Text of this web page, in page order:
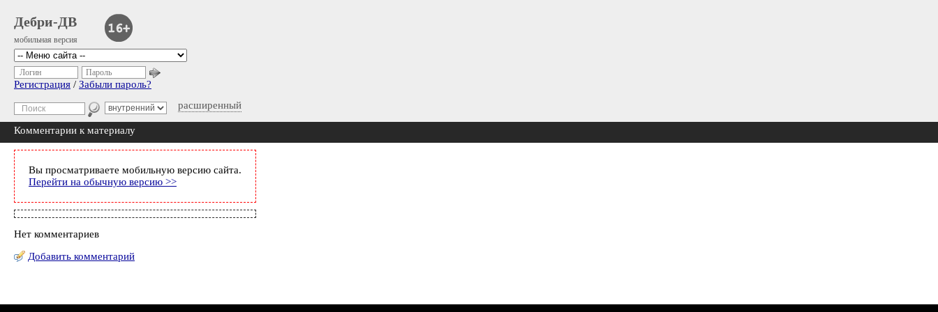
Дебри-ДВ
мобильная версия
расширенный
Логин Пароль
Регистрация / Забыли пароль?
Комментарии к материалу
Вы просматриваете мобильную версию сайта.
Перейти на обычную версию >>
Нет комментариев
Добавить комментарий